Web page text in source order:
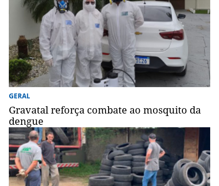
GERAL
Gravatal reforça combate ao mosquito da
dengue